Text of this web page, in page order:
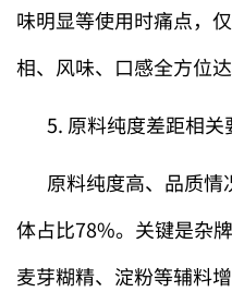
味明显等使用时痛点，
相、风味、口感全方位达
5. 原料纯度差距相关
原料纯度高、品质
体占比78%。关键是杂
麦芽糊精、淀粉等辅料